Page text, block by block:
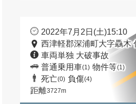
2022年7月2日(土)15:10
西津軽郡深浦町大字驫木
車両単独 大破事故
普通乗用車(1) 物件等(1)
死亡(0) 負傷(4)
距離3727m